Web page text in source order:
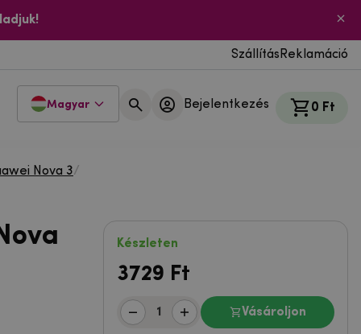
Szállítás Reklamáció
Magyar Bejelentkezés 0 Ft
Nova 3/
Készleten
3729 Ft
Vásároljon